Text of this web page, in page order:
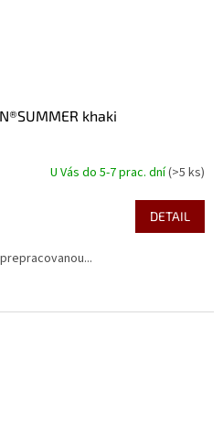
khaki
U Vás do 5-7 prac. dní(>5 ks)
DETAIL